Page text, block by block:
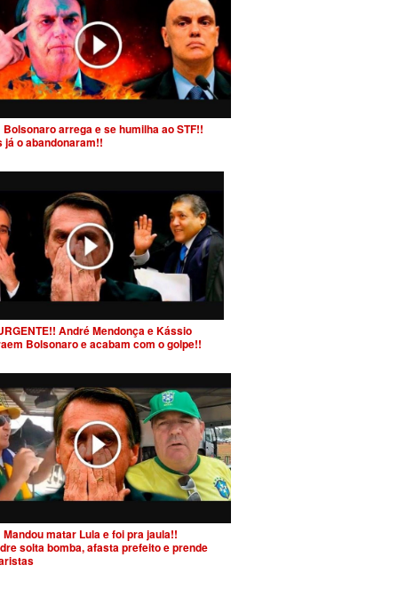
Bolsonaro arrega e se humilha ao STF!!
já o abandonaram!!
André Mendonça e Kássio
Bolsonaro e acabam com o golpe!!
Mandou matar Lula e foi pra jaula!!
solta bomba, afasta prefeito e prende